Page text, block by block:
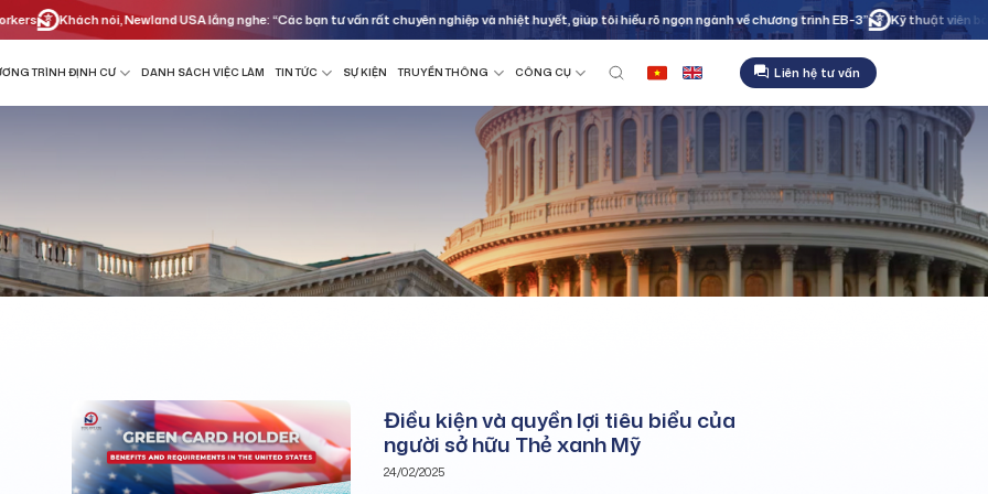
Khách nói, Newland USA lắng nghe: “Các bạn tư vấn rất chuyên nghiệp và nhiệt huyết, giúp tôi hiểu rõ ngọn ngành về chương trình EB-3” Kỹ thuật viên bảo trì
TRÌNH ĐỊNH CƯ DANH SÁCH VIỆC LÀM TIN TỨC SỰ KIỆN TRUYỀN THÔNG CÔNG CỤ Liên hệ tư vấn
Điều kiện và quyền lợi tiêu biểu của
người sở hữu Thẻ xanh Mỹ
24/02/2025